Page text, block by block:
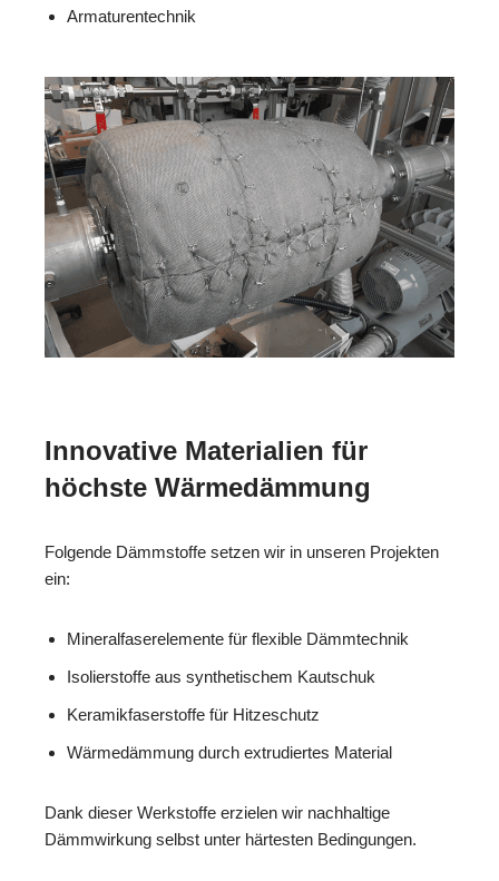
Armaturentechnik
Innovative Materialien für
höchste Wärmedämmung
Folgende Dämmstoffe setzen wir in unseren Projekten
ein:
Mineralfaserelemente für flexible Dämmtechnik
Isolierstoffe aus synthetischem Kautschuk
Keramikfaserstoffe für Hitzeschutz
Wärmedämmung durch extrudiertes Material
Dank dieser Werkstoffe erzielen wir nachhaltige
Dämmwirkung selbst unter härtesten Bedingungen.